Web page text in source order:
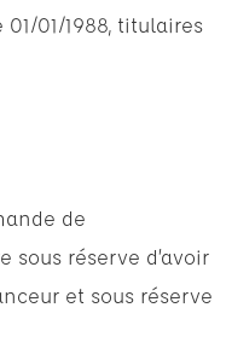
01/1988, titulaires
de
réserve d’avoir
et sous réserve